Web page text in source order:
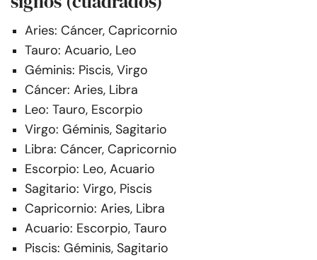
Aries: Cáncer, Capricornio
Tauro: Acuario, Leo
Géminis: Piscis, Virgo
Cáncer: Aries, Libra
Leo: Tauro, Escorpio
Virgo: Géminis, Sagitario
Libra: Cáncer, Capricornio
Escorpio: Leo, Acuario
Sagitario: Virgo, Piscis
Capricornio: Aries, Libra
Acuario: Escorpio, Tauro
Piscis: Géminis, Sagitario